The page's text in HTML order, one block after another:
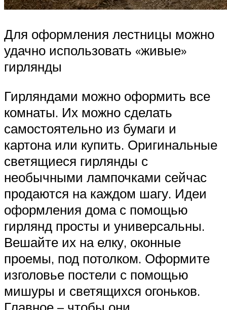
Для оформления лестницы можно
удачно использовать «живые»
гирлянды
Гирляндами можно оформить все
комнаты. Их можно сделать
самостоятельно из бумаги и
картона или купить. Оригинальные
светящиеся гирлянды с
необычными лампочками сейчас
продаются на каждом шагу. Идеи
оформления дома с помощью
гирлянд просты и универсальны.
Вешайте их на елку, оконные
проемы, под потолком. Оформите
изголовье постели с помощью
мишуры и светящихся огоньков.